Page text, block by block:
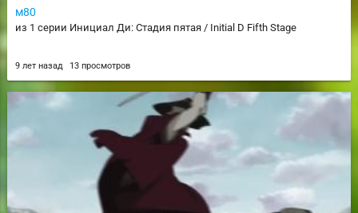
м80
из 1 серии Инициал Ди: Стадия пятая / Initial D Fifth Stage
9 лет назад 13 просмотров